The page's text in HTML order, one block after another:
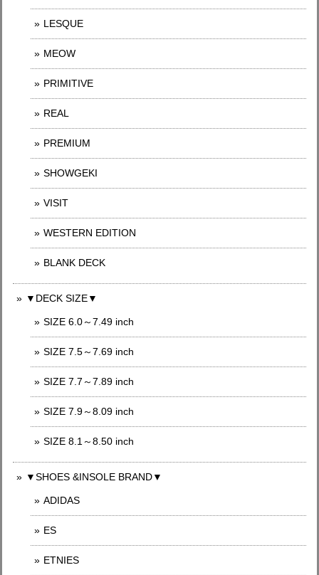
LESQUE
MEOW
PRIMITIVE
REAL
PREMIUM
SHOWGEKI
VISIT
WESTERN EDITION
BLANK DECK
▼DECK SIZE▼
SIZE 6.0～7.49 inch
SIZE 7.5～7.69 inch
SIZE 7.7～7.89 inch
SIZE 7.9～8.09 inch
SIZE 8.1～8.50 inch
▼SHOES &INSOLE BRAND▼
ADIDAS
ES
ETNIES